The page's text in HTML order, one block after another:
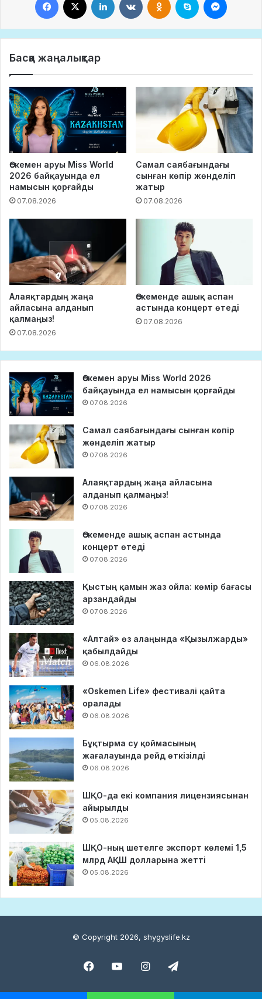
Басқа жаңалықтар
Өскемен аруы Miss World
2026 байқауында ел
намысын қорғайды
07.08.2026
Самал саябағындағы
сынған көпір жөнделіп
жатыр
07.08.2026
Алаяқтардың жаңа
айласына алданып
қалмаңыз!
07.08.2026
Өскеменде ашық аспан
астында концерт өтеді
07.08.2026
Өскемен аруы Miss World 2026
байқауында ел намысын қорғайды
07.08.2026
Самал саябағындағы сынған көпір
жөнделіп жатыр
07.08.2026
Алаяқтардың жаңа айласына
алданып қалмаңыз!
07.08.2026
Өскеменде ашық аспан астында
концерт өтеді
07.08.2026
Қыстың қамын жаз ойла: көмір бағасы
арзандайды
07.08.2026
«Алтай» өз алаңында «Қызылжарды»
қабылдайды
06.08.2026
«Oskemen Life» фестивалі қайта
оралады
06.08.2026
Бұқтырма су қоймасының
жағалауында рейд өткізілді
06.08.2026
ШҚО-да екі компания лицензиясынан
айырылды
05.08.2026
ШҚО-ның шетелге экспорт көлемі 1,5
млрд АҚШ долларына жетті
05.08.2026
© Copyright 2026, shygyslife.kz
Facebook
YouTubeInstagramTelegram